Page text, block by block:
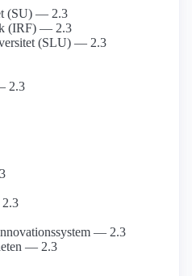
(SU) — 2.3
(IRF) — 2.3
(SLU) — 2.3
2.3
— 2.3
— 2.3